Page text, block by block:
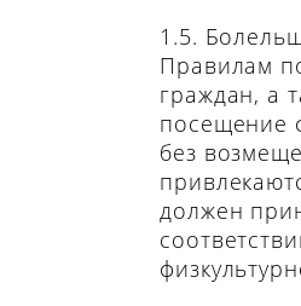
1.5.
Правилам
граждан, а
посещение
без
должен